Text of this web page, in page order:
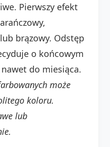
Pierwszy efekt
brązowy. Odstęp
o końcowym
do miesiąca.
może
koloru.
lub